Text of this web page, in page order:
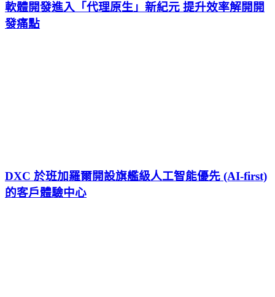
軟體開發進入「代理原生」新紀元 提升效率解開開
發痛點
DXC 於班加羅爾開設旗艦級人工智能優先 (AI-first)
的客戶體驗中心